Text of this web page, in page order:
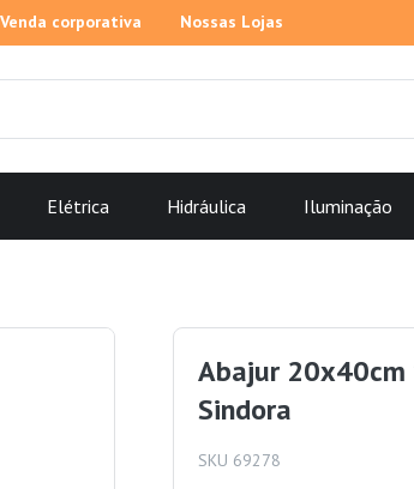
Venda corporativa Nossas Lojas
Elétrica Hidráulica Iluminação
Abajur 20x40cm
Sindora
SKU 69278